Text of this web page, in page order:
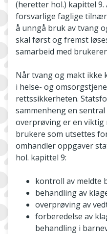
(heretter hol.) kapittel
forsvarlige faglige
å unngå bruk av tvang
skal først og fremst
samarbeid med
Når tvang og makt ikke
i helse- og
rettssikkerheten.
sammenheng en
overprøving er en
brukere som utsettes
omhandler oppgaver
hol. kapittel 9:
kontroll av meldte
behandling av
overprøving av
forberedelse av
behandling i